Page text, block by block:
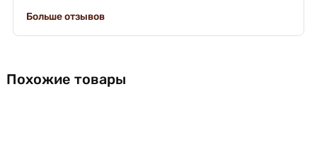
Больше отзывов
Похожие товары